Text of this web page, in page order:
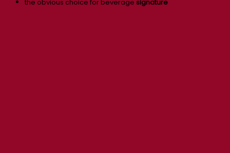
the obvious choice for beverage signature